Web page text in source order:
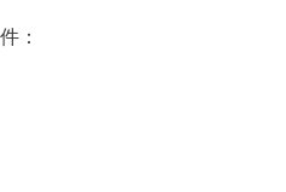
：